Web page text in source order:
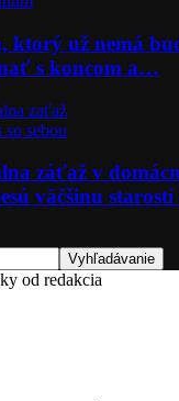
ktorý už nemá
s koncom a…
sebou
záťaž v
väčšinu
od redakcia